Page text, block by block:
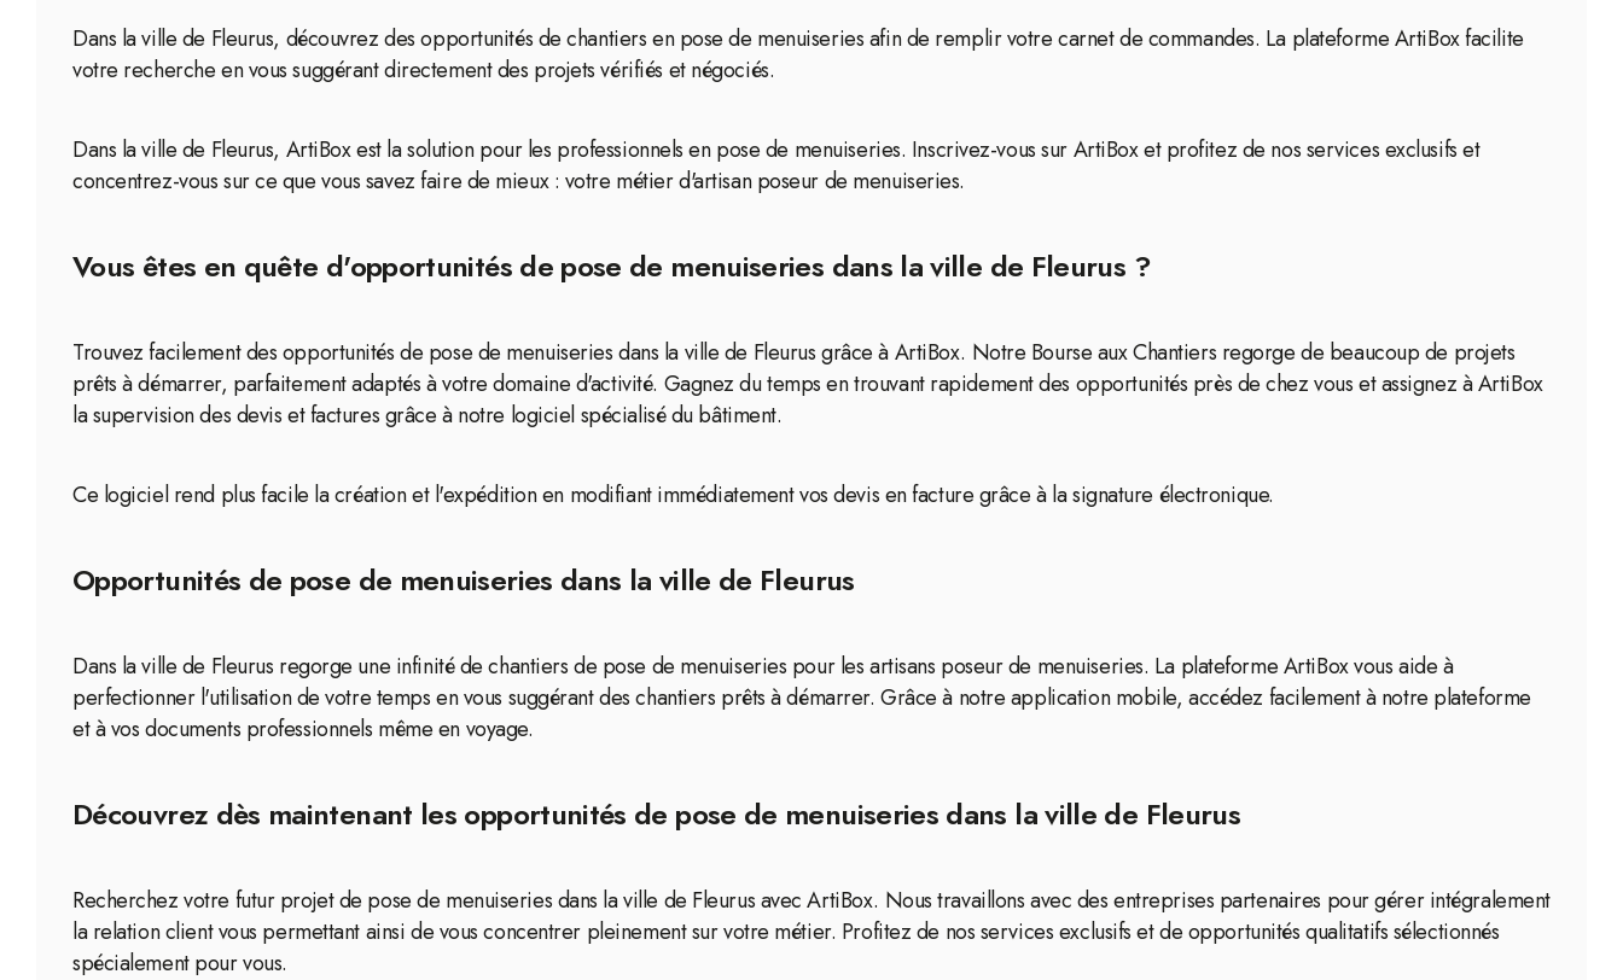
Dans la ville de Fleurus, découvrez des opportunités de chantiers en pose de menuiseries afin de remplir votre carnet de commandes. La plateforme ArtiBox facilite
votre recherche en vous suggérant directement des projets vérifiés et négociés.
Dans la ville de Fleurus, ArtiBox est la solution pour les professionnels en pose de menuiseries. Inscrivez-vous sur ArtiBox et profitez de nos services exclusifs et
concentrez-vous sur ce que vous savez faire de mieux : votre métier d'artisan poseur de menuiseries.
Vous êtes en quête d'opportunités de pose de menuiseries dans la ville de Fleurus ?
Trouvez facilement des opportunités de pose de menuiseries dans la ville de Fleurus grâce à ArtiBox. Notre Bourse aux Chantiers regorge de beaucoup de projets
prêts à démarrer, parfaitement adaptés à votre domaine d'activité. Gagnez du temps en trouvant rapidement des opportunités près de chez vous et assignez à ArtiBox
la supervision des devis et factures grâce à notre logiciel spécialisé du bâtiment.
Ce logiciel rend plus facile la création et l'expédition en modifiant immédiatement vos devis en facture grâce à la signature électronique.
Opportunités de pose de menuiseries dans la ville de Fleurus
Dans la ville de Fleurus regorge une infinité de chantiers de pose de menuiseries pour les artisans poseur de menuiseries. La plateforme ArtiBox vous aide à
perfectionner l'utilisation de votre temps en vous suggérant des chantiers prêts à démarrer. Grâce à notre application mobile, accédez facilement à notre plateforme
et à vos documents professionnels même en voyage.
Découvrez dès maintenant les opportunités de pose de menuiseries dans la ville de Fleurus
Recherchez votre futur projet de pose de menuiseries dans la ville de Fleurus avec ArtiBox. Nous travaillons avec des entreprises partenaires pour gérer intégralement
la relation client vous permettant ainsi de vous concentrer pleinement sur votre métier. Profitez de nos services exclusifs et de opportunités qualitatifs sélectionnés
spécialement pour vous.